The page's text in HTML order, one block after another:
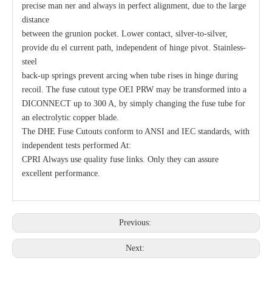
precise man ner and always in perfect alignment, due to the large
distance
between the grunion pocket. Lower contact, silver-to-silver,
provide du el current path, independent of hinge pivot. Stainless-
steel
back-up springs prevent arcing when tube rises in hinge during
recoil. The fuse cutout type OEI PRW may be transformed into a
DICONNECT up to 300 A, by simply changing the fuse tube for
an electrolytic copper blade.
The DHE Fuse Cutouts conform to ANSI and IEC standards, with
independent tests performed At:
CPRI Always use quality fuse links. Only they can assure
excellent performance.
Previous:
Next: